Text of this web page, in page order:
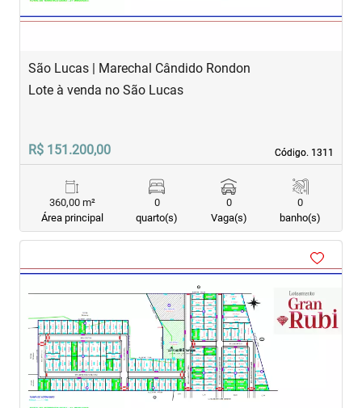
São Lucas | Marechal Cândido Rondon
Código. 1311
Código. 1311
Lote à venda no São Lucas
R$ 151.200,00
360,00 m²
Área principal
0
quarto(s)
0
Vaga(s)
0
banho(s)
‹Previous